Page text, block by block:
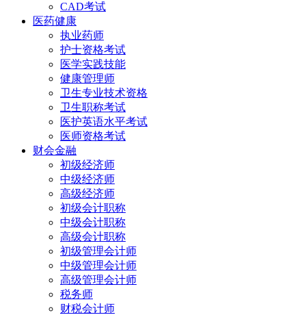
CAD考试
医药健康
执业药师
护士资格考试
医学实践技能
健康管理师
卫生专业技术资格
卫生职称考试
医护英语水平考试
医师资格考试
财会金融
初级经济师
中级经济师
高级经济师
初级会计职称
中级会计职称
高级会计职称
初级管理会计师
中级管理会计师
高级管理会计师
税务师
财税会计师